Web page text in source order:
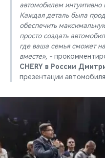
автомобилем
Каждая деталь была
обеспечить
просто создать
где ваша семья сможет
вместе», -
CHERY в России
презентации автомобиля.